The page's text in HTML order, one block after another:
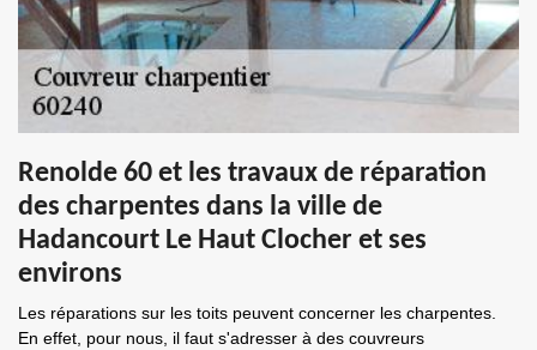
Renolde 60 et les travaux de réparation
des charpentes dans la ville de
Hadancourt Le Haut Clocher et ses
environs
Les réparations sur les toits peuvent concerner les charpentes.
En effet, pour nous, il faut s'adresser à des couvreurs